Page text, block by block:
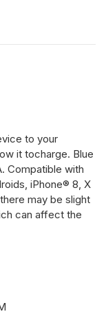
to your
it tocharge. Blue
Compatible with
iPhone® 8, X
may be slight
can affect the